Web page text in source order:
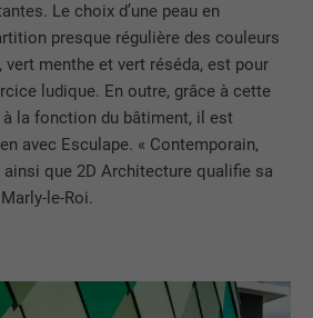
Le choix d’une peau en
presque régulière des couleurs
vert menthe et vert réséda, est pour
ludique. En outre, grâce à cette
à la fonction du bâtiment, il est
avec Esculape. « Contemporain,
ainsi que 2D Architecture qualifie sa
le-Roi.